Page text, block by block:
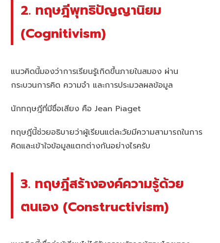
2. ทฤษฎีพุทธิปัญญานิยม
(Cognitivism)
แนวคิดนี้มองว่าการเรียนรู้เกิดขึ้นภายในสมอง ผ่าน
กระบวนการคิด ความจำ และการประมวลผลข้อมูล
นักทฤษฎีที่มีชื่อเสียง คือ Jean Piaget
ทฤษฎีนี้ช่วยอธิบายว่าผู้เรียนแต่ละวัยมีความสามารถในการ
คิดและเข้าใจข้อมูลแตกต่างกันอย่างไรครับ
3. ทฤษฎีสร้างองค์ความรู้ด้วย
ตนเอง (Constructivism)